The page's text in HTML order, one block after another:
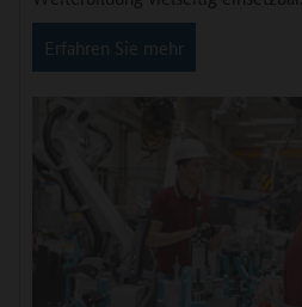
Erfahren Sie mehr